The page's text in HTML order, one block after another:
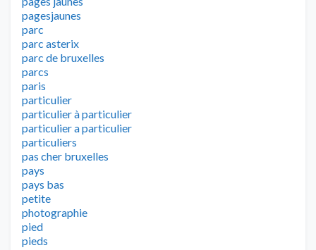
pagesjaunes
parc
parc asterix
parc de bruxelles
parcs
paris
particulier
particulier à particulier
particulier a particulier
particuliers
pas cher bruxelles
pays
pays bas
petite
photographie
pied
pieds